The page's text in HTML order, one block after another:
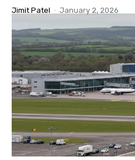
Jimit Patel - January 2, 2026